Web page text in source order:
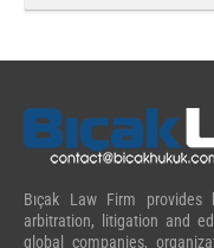
Bıçak Law Firm provides
arbitration, litigation and
global companies,